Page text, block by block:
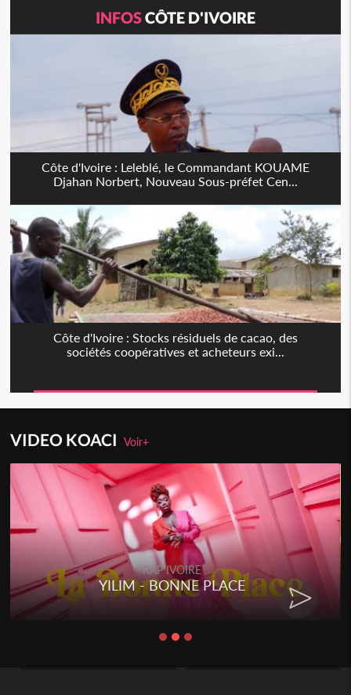
INFOSCÔTE D'IVOIRE
Côte d'Ivoire : Leleblé, le Commandant KOUAME
Djahan Norbert, Nouveau Sous-préfet Cen...
Côte d'Ivoire : Stocks résiduels de cacao, des
sociétés coopératives et acheteurs exi...
VIDEO KOACIVoir+
RAP IVOIRE
YILIM - BONNE PLACE